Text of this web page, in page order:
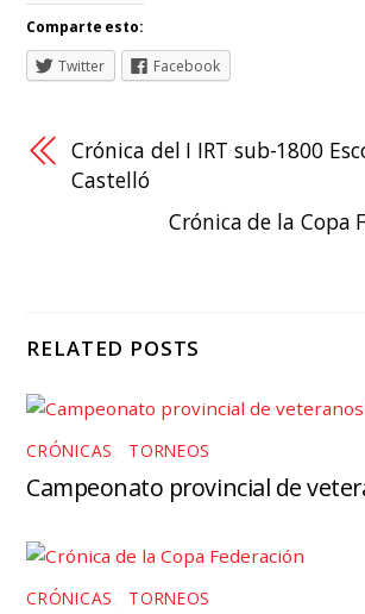
Comparte esto:
Twitter
Facebook
Crónica del I IRT sub-1800
Castelló
Crónica de la Copa
RELATED POSTS
CRÓNICAS TORNEOS
Campeonato provincial de
CRÓNICAS TORNEOS